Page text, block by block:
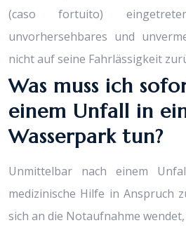
(caso fortuito)
unvorhersehbares und
nicht auf seine Fahrlässigkeit
Was muss ich
einem Unfall in
Wasserpark tun?
Unmittelbar nach einem
medizinische Hilfe in Anspruch
sich an die Notaufnahme